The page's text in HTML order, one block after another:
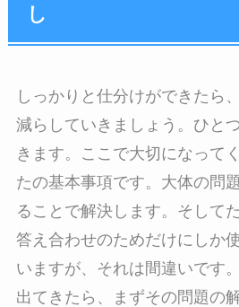
し
しっかりと仕分けができたら
減らしていきましょう。ひと
きます。ここで大切になって
たの基本事項です。大体の問
ることで解決します。そして
答え合わせのためだけにしか
いますが、それは間違いです
出てきたら、まずその問題の